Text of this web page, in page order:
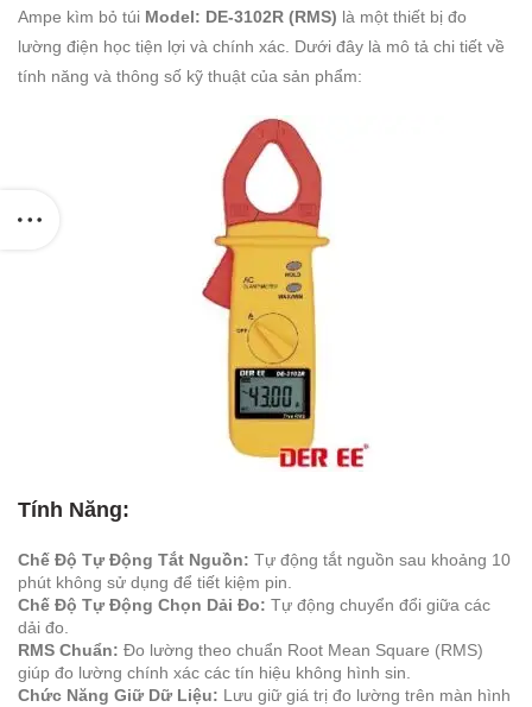
Ampe kìm bỏ túi Model: DE-3102R (RMS) là một thiết bị đo
lường điện học tiện lợi và chính xác. Dưới đây là mô tả chi tiết về
tính năng và thông số kỹ thuật của sản phẩm:
Tính Năng:
Chế Độ Tự Động Tắt Nguồn: Tự động tắt nguồn sau khoảng 10
phút không sử dụng để tiết kiệm pin.
Chế Độ Tự Động Chọn Dải Đo: Tự động chuyển đổi giữa các
dải đo.
RMS Chuẩn: Đo lường theo chuẩn Root Mean Square (RMS)
giúp đo lường chính xác các tín hiệu không hình sin.
Chức Năng Giữ Dữ Liệu: Lưu giữ giá trị đo lường trên màn hình